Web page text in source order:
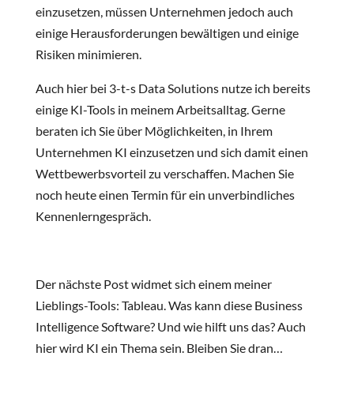
einzusetzen, müssen Unternehmen jedoch auch
einige Herausforderungen bewältigen und einige
Risiken minimieren.
Auch hier bei 3-t-s Data Solutionsnutze ich bereits
einige KI-Tools in meinem Arbeitsalltag. Gerne
beraten ich Sie über Möglichkeiten, in Ihrem
Unternehmen KI einzusetzen und sich damit einen
Wettbewerbsvorteil zu verschaffen. Machen Sie
noch heute einen Termin für ein unverbindliches
Kennenlerngespräch.
Der nächste Post widmet sich einem meiner
Lieblings-Tools: Tableau. Was kann diese Business
Intelligence Software? Und wie hilft uns das? Auch
hier wird KI ein Thema sein. Bleiben Sie dran…